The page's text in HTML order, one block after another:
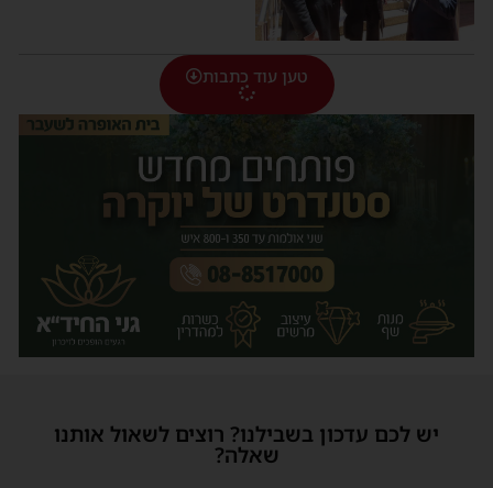
טען עוד כתבות
יש לכם עדכון בשבילנו? רוצים לשאול אותנו
שאלה?